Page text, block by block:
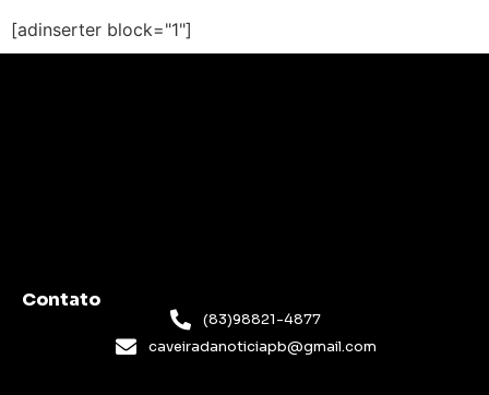
[adinserter block="1"]
Contato
(83)98821-4877
caveiradanoticiapb@gmail.com